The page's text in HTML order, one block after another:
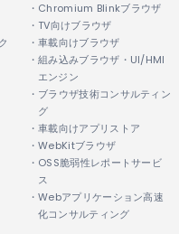
・Chromium Blinkブラウザ
・TV向けブラウザ
・車載向けブラウザ
・組み込みブラウザ・UI/HMI
エンジン
・ブラウザ技術コンサルティン
グ
・車載向けアプリストア
・WebKitブラウザ
・OSS脆弱性レポートサービ
ス
・Webアプリケーション高速
化コンサルティング